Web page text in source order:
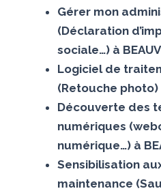
Gérer mon
(Déclaration
sociale…) à
Logiciel de
(Retouche photo)
Découverte des
numériques
numérique…) à
Sensibilisation
maintenance